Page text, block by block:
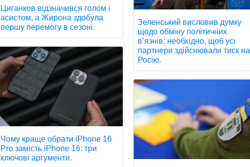
Циганков відзначився голом і
асистом, а Жирона здобула
першу перемогу в сезоні.
Чому краще обрати iPhone 16
Pro замість iPhone 16: три
ключові аргументи.
Зеленський висловив думку
щодо обміну політичних
в’язнів: необхідно, щоб усі
партнери здійснювали тиск на
Росію.